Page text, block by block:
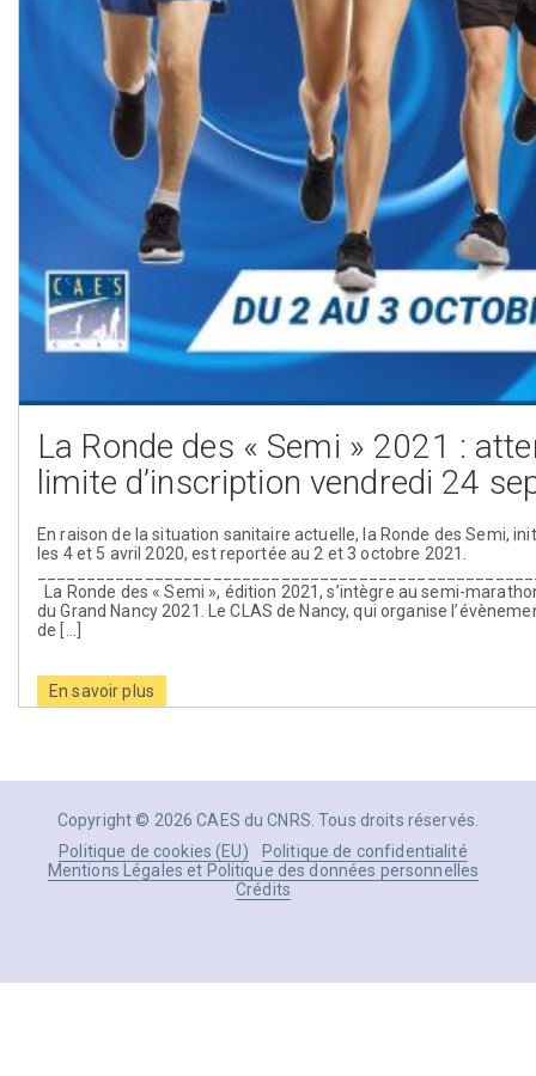
La Ronde des « Semi » 2021 :
limite d’inscription vendredi 24
En raison de la situation sanitaire actuelle, la Ronde des Semi,
les 4 et 5 avril 2020, est reportée au 2 et 3 octobre 2021.
La Ronde des « Semi », édition 2021, s’intègre au semi-
du Grand Nancy 2021. Le CLAS de Nancy, qui organise
de […]
En savoir plus
Copyright © 2026 CAES du CNRS. Tous droits réservés.
Politique de cookies (EU)
Politique de confidentialité
Mentions Légales et Politique des données personnelles
Crédits